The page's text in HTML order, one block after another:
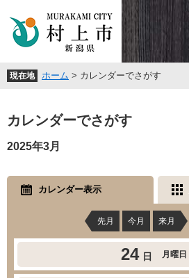
頭
。
飛
て
文
現在地 ホーム > カレンダーでさがす
文
カレンダーでさがす
2025年3月
カレンダー表示
先月 今月 来月
24 日 月曜日